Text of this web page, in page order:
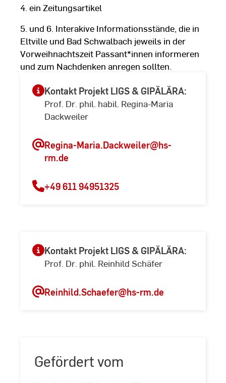
4. ein Zeitungsartikel
5. und 6. Interakive Informationsstände, die in
Eltville und Bad Schwalbach jeweils in der
Vorweihnachtszeit Passant*innen informeren
und zum Nachdenken anregen sollten.
Kontakt Projekt LIGS & GIPÄLÄRA:
Prof. Dr. phil. habil. Regina-Maria
Dackweiler
Regina-Maria.Dackweiler@hs-
rm.de
+49 611 94951325
Kontakt Projekt LIGS & GIPÄLÄRA:
Prof. Dr. phil. Reinhild Schäfer
Reinhild.Schaefer@hs-rm.de
Gefördert vom
Zur Übersicht der